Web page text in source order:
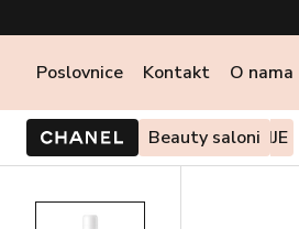
Poslovnice Kontakt O nama
Beauty saloni
PONUDE I AKCIJE